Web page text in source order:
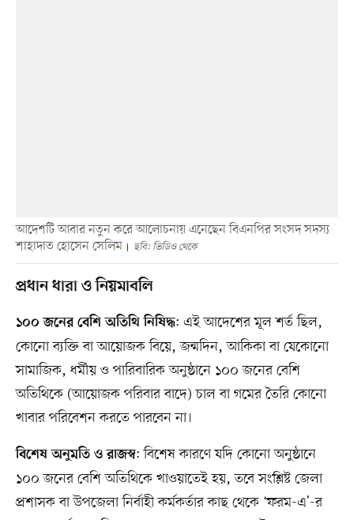
আদেশটি আবার নতুন করে আলোচনায় এনেছেন বিএনপির সংসদ সদস্য
শাহাদাত হোসেন সেলিম
ছবি: ভিডিও থেকে
প্রধান ধারা ও নিয়মাবলি
১০০ জনের বেশি অতিথি নিষিদ্ধ: এই আদেশের মূল শর্ত ছিল,
কোনো ব্যক্তি বা আয়োজক বিয়ে, জন্মদিন, আকিকা বা যেকোনো
সামাজিক, ধর্মীয় ও পারিবারিক অনুষ্ঠানে ১০০ জনের বেশি
অতিথিকে (আয়োজক পরিবার বাদে) চাল বা গমের তৈরি কোনো
খাবার পরিবেশন করতে পারবেন না।
বিশেষ অনুমতি ও রাজস্ব: বিশেষ কারণে যদি কোনো অনুষ্ঠানে
১০০ জনের বেশি অতিথিকে খাওয়াতেই হয়, তবে সংশ্লিষ্ট জেলা
প্রশাসক বা উপজেলা নির্বাহী কর্মকর্তার কাছ থেকে ‘ফরম-এ’-র